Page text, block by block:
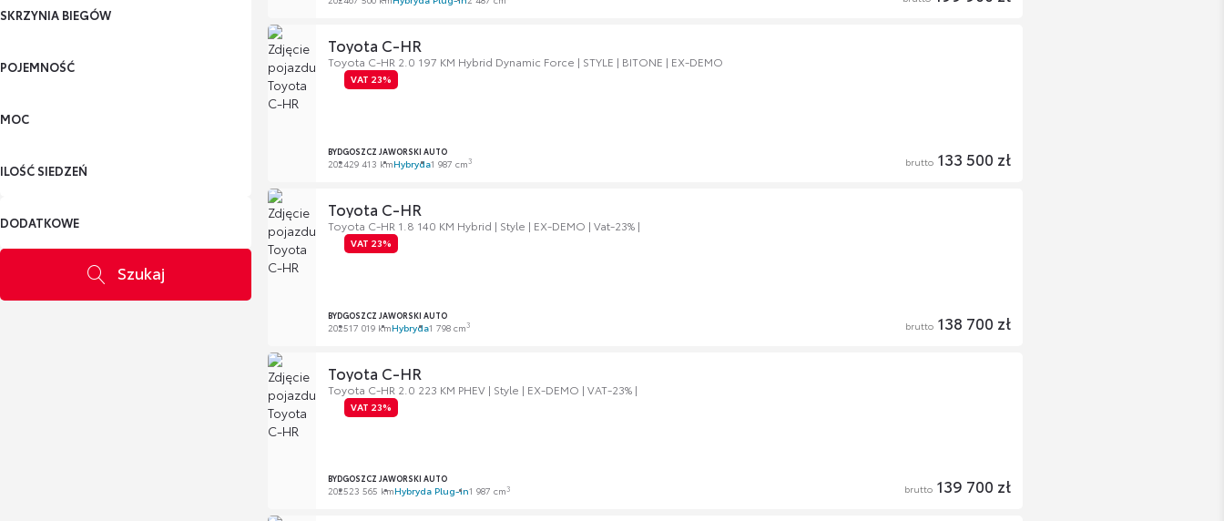
SKRZYNIA BIEGÓW
POJEMNOŚĆ
MOC
ILOŚĆ SIEDZEŃ
DODATKOWE
Szukaj
Toyota C-HR
Toyota C-HR 2.0 197 KM Hybrid Dynamic Force | STYLE | BITONE | EX-DEMO
VAT 23%
BYDGOSZCZ JAWORSKI AUTO
202429 413 kmHybryda1 987 cm3 brutto 133 500 zł
Toyota C-HR
Toyota C-HR 1.8 140 KM Hybrid | Style | EX-DEMO | Vat-23% |
VAT 23%
BYDGOSZCZ JAWORSKI AUTO
202517 019 kmHybryda1 798 cm3 brutto 138 700 zł
Toyota C-HR
Toyota C-HR 2.0 223 KM PHEV | Style | EX-DEMO | VAT-23% |
VAT 23%
BYDGOSZCZ JAWORSKI AUTO
202523 565 kmHybryda Plug-in1 987 cm3 brutto 139 700 zł